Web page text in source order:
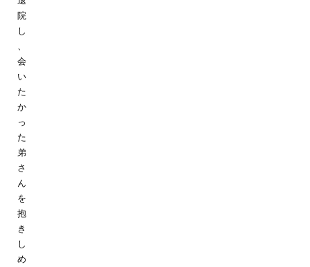
院
し
、
会
い
た
か
っ
た
弟
さ
ん
を
抱
き
し
め